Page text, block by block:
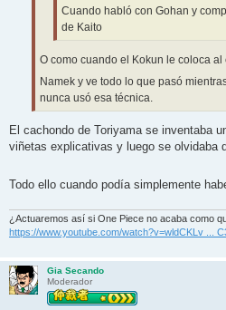
Cuando habló con Gohan y
de Kaito
O como cuando el Kokun le coloca
Namek y ve todo lo que pasó
nunca usó esa técnica.
El cachondo de Toriyama se inventaba
viñetas explicativas y luego se olvidaba
Todo ello cuando podía simplemente
¿Actuaremos así si One Piece no acaba como
https://www.youtube.com/watch?v=wldCKLv ...
Gia Secando
Moderador